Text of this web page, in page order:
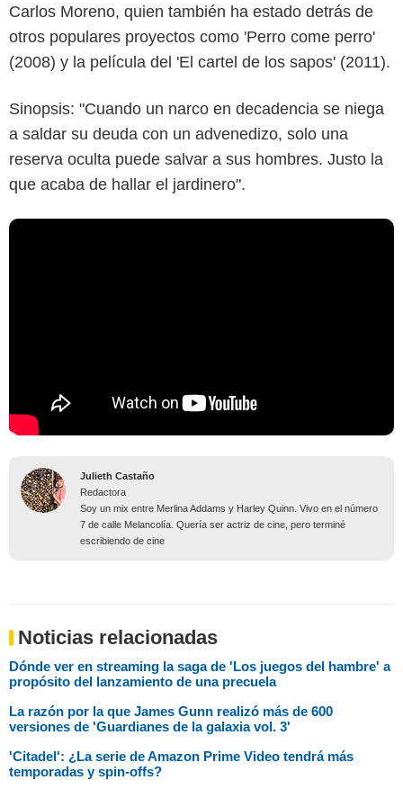
Carlos Moreno, quien también ha estado detrás de
otros populares proyectos como 'Perro come perro'
(2008) y la película del 'El cartel de los sapos' (2011).
Sinopsis: "Cuando un narco en decadencia se niega
a saldar su deuda con un advenedizo, solo una
reserva oculta puede salvar a sus hombres. Justo la
que acaba de hallar el jardinero".
Julieth Castaño
Redactora
Soy un mix entre Merlina Addams y Harley Quinn. Vivo en el número
7 de calle Melancolía. Quería ser actriz de cine, pero terminé
escribiendo de cine
Noticias relacionadas
Dónde ver en streaming la saga de 'Los juegos del hambre' a
propósito del lanzamiento de una precuela
La razón por la que James Gunn realizó más de 600
versiones de 'Guardianes de la galaxia vol. 3'
'Citadel': ¿La serie de Amazon Prime Video tendrá más
temporadas y spin-offs?